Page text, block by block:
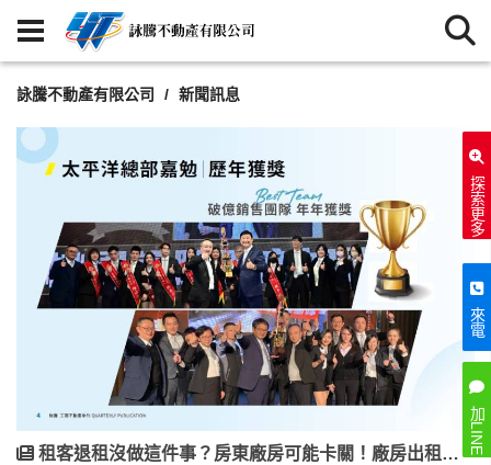
探索更多
來電
加LINE
詠騰不動產有限公司 新聞訊息
租客退租沒做這件事？房東廠房可能卡關！廠房出租退租流程完整解析